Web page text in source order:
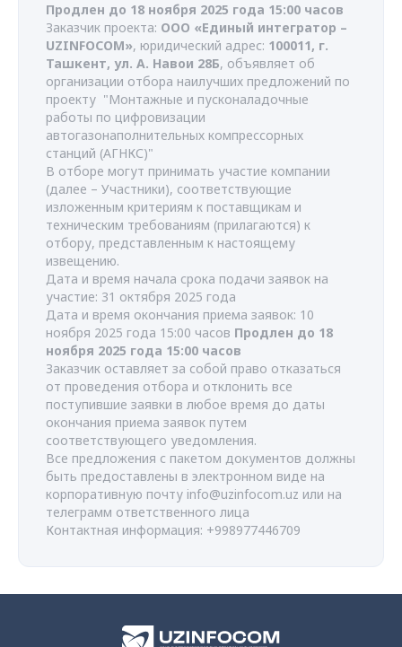
Продлен до 18 ноября 2025 года 15:00 часов
Заказчик проекта: ООО «Единый интегратор –
UZINFOCOM», юридический адрес: 100011, г.
Ташкент, ул. А. Навои 28Б, объявляет об
организации отбора наилучших предложений по
проекту "Монтажные и пусконаладочные
работы по цифровизации
автогазонаполнительных компрессорных
станций (АГНКС)"
В отборе могут принимать участие компании
(далее – Участники), соответствующие
изложенным критериям к поставщикам и
техническим требованиям (прилагаются) к
отбору, представленным к настоящему
извещению.
Дата и время начала срока подачи заявок на
участие: 31 октября 2025 года
Дата и время окончания приема заявок: 10
ноября 2025 года 15:00 часов Продлен до 18
ноября 2025 года 15:00 часов
Заказчик оставляет за собой право отказаться
от проведения отбора и отклонить все
поступившие заявки в любое время до даты
окончания приема заявок путем
соответствующего уведомления.
Все предложения с пакетом документов должны
быть предоставлены в электронном виде на
корпоративную почту info@uzinfocom.uz или на
телеграмм ответственного лица
Контактная информация: +998977446709